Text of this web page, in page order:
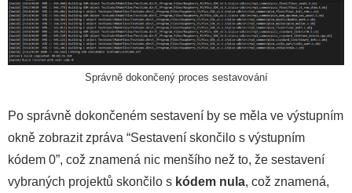
Správně dokončený proces sestavování
Po správně dokončeném sestavení by se měla ve výstupním
okně zobrazit zpráva “Sestavení skončilo s výstupním
kódem 0”, což znamená nic menšího než to, že sestavení
vybraných projektů skončilo s kódem nula, což znamená,